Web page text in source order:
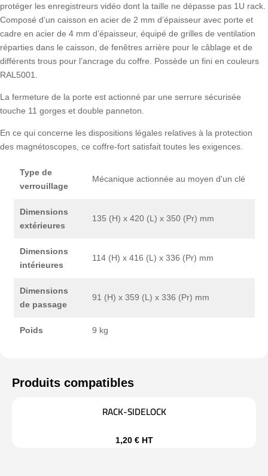
protéger les enregistreurs vidéo dont la taille ne dépasse pas 1U rack.
Composé d’un caisson en acier de 2 mm d’épaisseur avec porte et
cadre en acier de 4 mm d’épaisseur, équipé de grilles de ventilation
réparties dans le caisson, de fenêtres arrière pour le câblage et de
différents trous pour l’ancrage du coffre. Possède un fini en couleurs
RAL5001.
La fermeture de la porte est actionné par une serrure sécurisée
touche 11 gorges et double panneton.
En ce qui concerne les dispositions légales relatives à la protection
des magnétoscopes, ce coffre-fort satisfait toutes les exigences.
Type de
verrouillage
Mécanique actionnée au moyen d'un clé
Dimensions
extérieures
135 (H) x 420 (L) x 350 (Pr) mm
Dimensions
intérieures
114 (H) x 416 (L) x 336 (Pr) mm
Dimensions
de passage
91 (H) x 359 (L) x 336 (Pr) mm
Poids 9 kg
RACK-SIDELOCK
1,20 € HT